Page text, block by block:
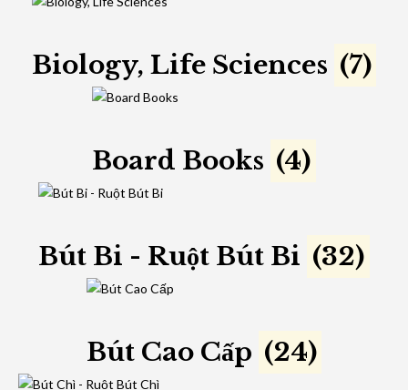
Biology, Life Sciences (7)
Board Books (4)
Bút Bi - Ruột Bút Bi (32)
Bút Cao Cấp (24)